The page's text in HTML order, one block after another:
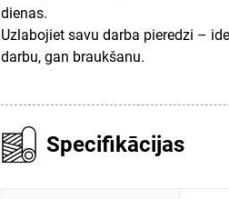
dienas.
Uzlabojiet savu darba pieredzi –
darbu, gan braukšanu.
Specifikācijas